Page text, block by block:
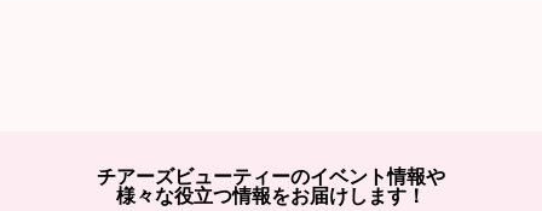
チアーズビューティーのイベント情報や
様々な役立つ情報をお届けします！